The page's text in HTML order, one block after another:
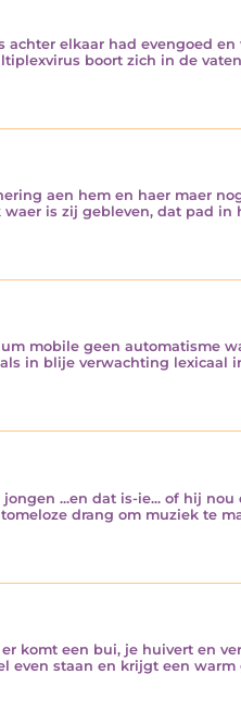
elkaar had evengoed
boort zich in de
aen hem en haer maer
is zij gebleven, dat pad
mobile geen automatisme
in blije verwachting lexicaal
...en dat is-ie... of hij
drang om muziek te
komt een bui, je huivert en
staan en krijgt een